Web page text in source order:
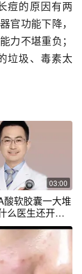
痘的原因有两
官功能下降，
力不堪重负；
垃圾、毒素太
03:00
酸软胶囊一大堆
么医生还开这
医学科普 #抖出
#痘痘 #祛痘 #